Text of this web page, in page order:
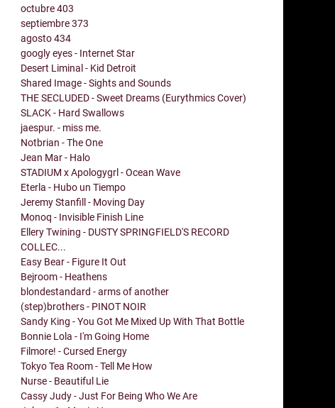
octubre403
septiembre373
agosto434
googly eyes - Internet Star
Desert Liminal - Kid Detroit
Shared Image - Sights and Sounds
THE SECLUDED - Sweet Dreams (Eurythmics Cover)
SLACK - Hard Swallows
jaespur. - miss me.
Notbrian - The One
Jean Mar - Halo
STADIUM x Apologygrl - Ocean Wave
Eterla - Hubo un Tiempo
Jeremy Stanfill - Moving Day
Monoq - Invisible Finish Line
Ellery Twining - DUSTY SPRINGFIELD'S RECORD
COLLEC...
Easy Bear - Figure It Out
Bejroom - Heathens
blondestandard - arms of another
(step)brothers - PINOT NOIR
Sandy King - You Got Me Mixed Up With That Bottle
Bonnie Lola - I'm Going Home
Filmore! - Cursed Energy
Tokyo Tea Room - Tell Me How
Nurse - Beautiful Lie
Cassy Judy - Just For Being Who We Are